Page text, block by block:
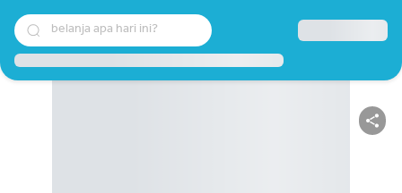
belanja apa hari ini?